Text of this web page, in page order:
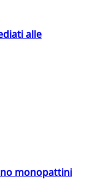
alle
monopattini